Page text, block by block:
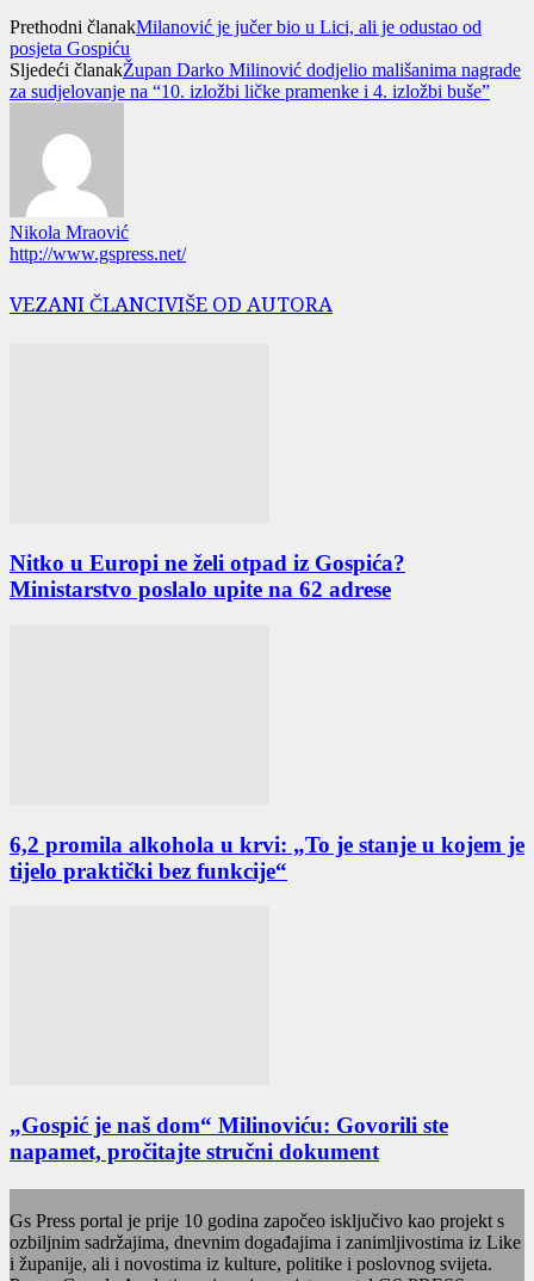
Prethodni članakMilanović je jučer bio u Lici, ali je odustao od
posjeta Gospiću
Sljedeći članakŽupan Darko Milinović dodjelio mališanima nagrade
za sudjelovanje na “10. izložbi ličke pramenke i 4. izložbi buše”
Nikola Mraović
http://www.gspress.net/
VEZANI ČLANCIVIŠE OD AUTORA
Nitko u Europi ne želi otpad iz Gospića?
Ministarstvo poslalo upite na 62 adrese
6,2 promila alkohola u krvi: „To je stanje u kojem je
tijelo praktički bez funkcije“
„Gospić je naš dom“ Milinoviću: Govorili ste
napamet, pročitajte stručni dokument
Gs Press portal je prije 10 godina započeo isključivo kao projekt s
ozbiljnim sadržajima, dnevnim događajima i zanimljivostima iz Like
i županije, ali i novostima iz kulture, politike i poslovnog svijeta.